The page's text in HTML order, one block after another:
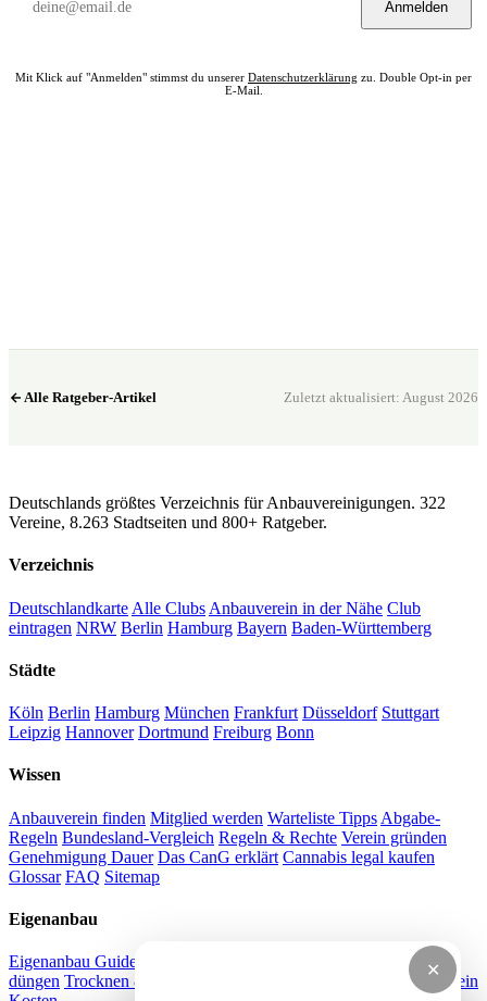
Anmelden
Mit Klick auf "Anmelden" stimmst du unserer Datenschutzerklärung zu. Double Opt-in per
E-Mail.
Alle Ratgeber-Artikel Zuletzt aktualisiert: August 2026
Deutschlands größtes Verzeichnis für Anbauvereinigungen. 322
Vereine, 8.263 Stadtseiten und 800+ Ratgeber.
Verzeichnis
Deutschlandkarte Alle Clubs Anbauverein in der Nähe Club
eintragen NRW Berlin Hamburg Bayern Baden-Württemberg
Städte
Köln Berlin Hamburg München Frankfurt Düsseldorf Stuttgart
Leipzig Hannover Dortmund Freiburg Bonn
Wissen
Anbauverein finden Mitglied werden Warteliste Tipps Abgabe-
Regeln Bundesland-Vergleich Regeln & Rechte Verein gründen
Genehmigung Dauer Das CanG erklärt Cannabis legal kaufen
Glossar FAQ Sitemap
Eigenanbau
Eigenanbau Guide
Cannabis
düngen Trocknen & Curen
Anbauverein
✕